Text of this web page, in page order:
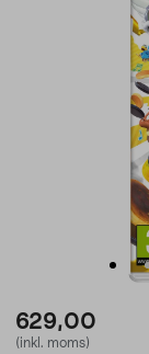
629,00
(inkl. moms)